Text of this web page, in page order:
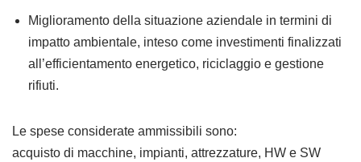
Miglioramento della situazione aziendale in termini di
impatto ambientale, inteso come investimenti finalizzati
all’efficientamento energetico, riciclaggio e gestione
rifiuti.
Le spese considerate ammissibili sono:
acquisto di macchine, impianti, attrezzature, HW e SW